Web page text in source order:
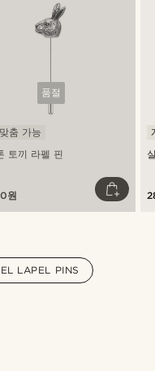
품절
토끼 라펠 핀
춤 가능
원
LAPEL PINS